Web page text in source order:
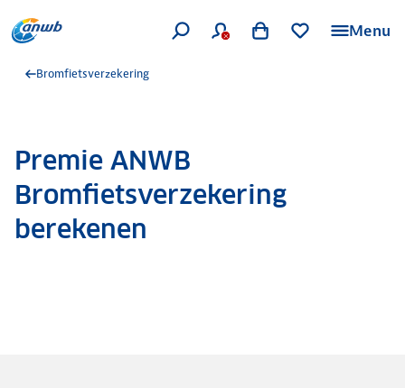
Menu
Bromfietsverzekering
Premie ANWB
Bromfietsverzekering
berekenen